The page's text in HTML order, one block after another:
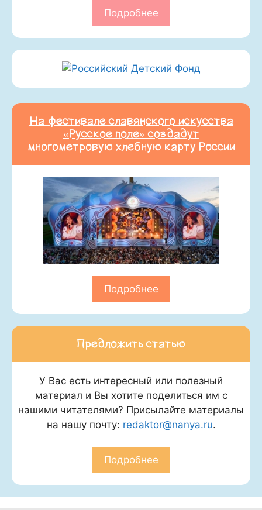
Подробнее
На фестивале славянского искусства
«Русское поле» создадут
многометровую хлебную карту России
Подробнее
Предложить статью
У Вас есть интересный или полезный
материал и Вы хотите поделиться им с
нашими читателями? Присылайте материалы
на нашу почту: redaktor@nanya.ru.
Подробнее